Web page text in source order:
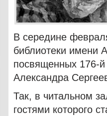
В середине
библиотеки имени
посвященных 176-й
Александра
Так, в читальном
гостями которого